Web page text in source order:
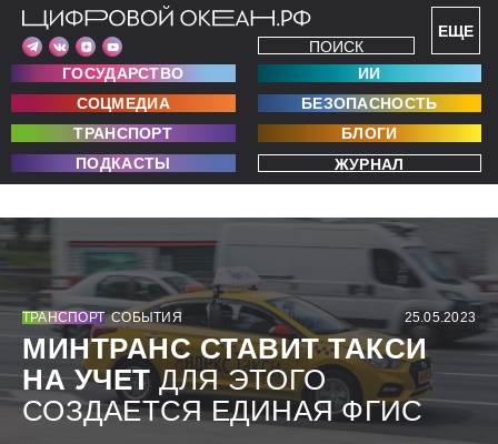
ЕЩЕ
ПОИСК
ГОСУДАРСТВО
ИИ
СОЦМЕДИА
БЕЗОПАСНОСТЬ
ТРАНСПОРТ
БЛОГИ
ПОДКАСТЫ
ЖУРНАЛ
ТРАНСПОРТ СОБЫТИЯ 25.05.2023
МИНТРАНС СТАВИТ ТАКСИ
НА УЧЕТ ДЛЯ ЭТОГО
СОЗДАЕТСЯ ЕДИНАЯ ФГИС